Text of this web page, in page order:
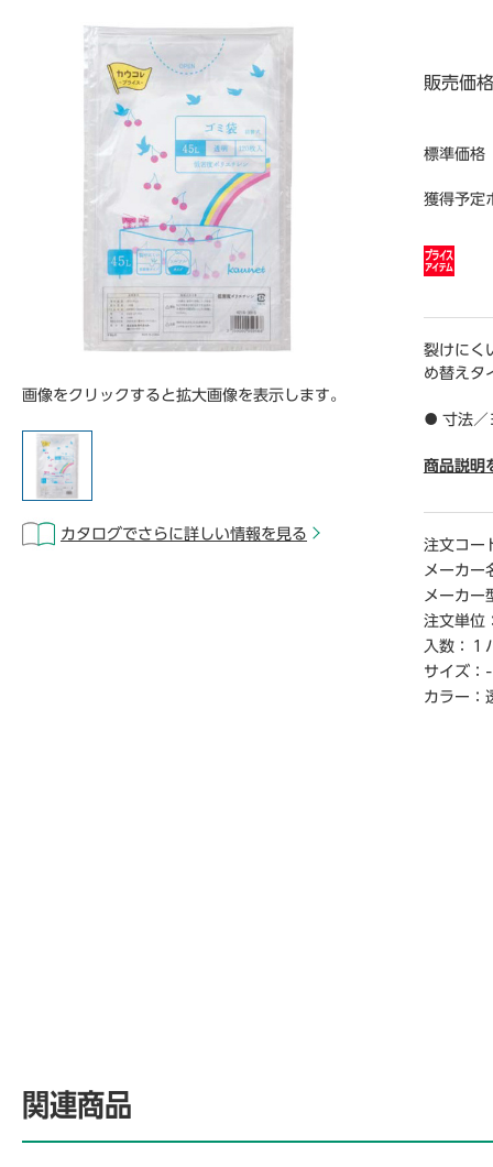
画像をクリックすると拡大画像を表示します。
カタログでさらに詳しい情報を見る
販売価格
標準価格
獲得予定
裂けにく
め替えタ
● 寸法／
● カラ―
● 材質／
● 単位
※1パッ
※メ―カ―
合があり
※この商
場合がご
商品説明
注文コー
メーカー
メーカー
注文単位
入数：
１
サイズ： -
カラー：
関連商品